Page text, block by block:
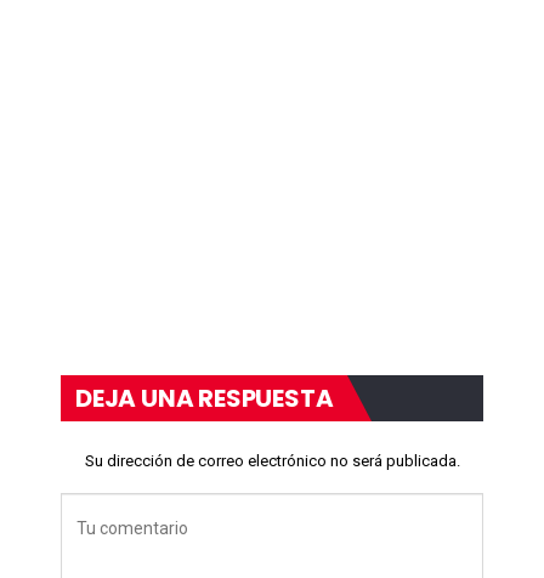
DEJA UNA RESPUESTA
Su dirección de correo electrónico no será publicada.